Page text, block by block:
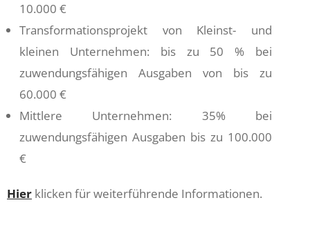
10.000 €
Transformationsprojekt von Kleinst- und
kleinen Unternehmen: bis zu 50 % bei
zuwendungsfähigen Ausgaben von bis zu
60.000 €
Mittlere Unternehmen: 35% bei
zuwendungsfähigen Ausgaben bis zu 100.000
€
Hier klicken für weiterführende Informationen.